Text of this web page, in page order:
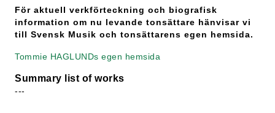
För aktuell verkförteckning och biografisk
information om nu levande tonsättare hänvisar vi
till Svensk Musik och tonsättarens egen hemsida.
Tommie HAGLUNDs egen hemsida
Summary list of works
---